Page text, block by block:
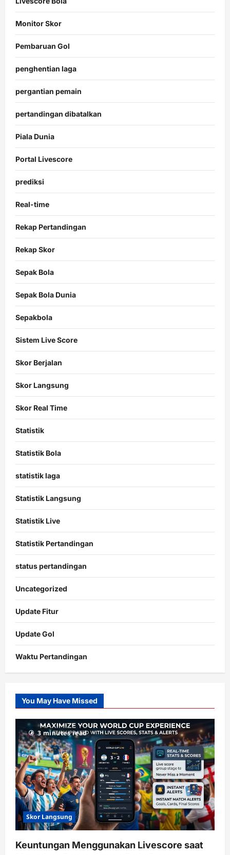
Monitor Skor
Pembaruan Gol
penghentian laga
pergantian pemain
pertandingan dibatalkan
Piala Dunia
Portal Livescore
prediksi
Real-time
Rekap Pertandingan
Rekap Skor
Sepak Bola
Sepak Bola Dunia
Sepakbola
Sistem Live Score
Skor Berjalan
Skor Langsung
Skor Real Time
Statistik
Statistik Bola
statistik laga
Statistik Langsung
Statistik Live
Statistik Pertandingan
status pertandingan
Uncategorized
Update Fitur
Update Gol
Waktu Pertandingan
Slot
Gacor
RTP
terupdate
You May Have Missed
3 minutes read
Skor Langsung
Keuntungan Menggunakan Livescore saat